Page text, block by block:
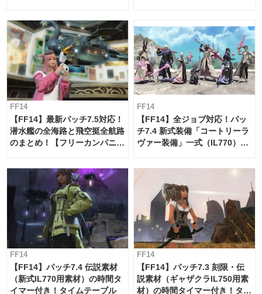
FF14
【FF14】最新パッチ7.5対応！
潜水艦の全海路と飛空挺全航路
のまとめ！【フリーカンパニ
FF14
【FF14】全ジョブ対応！パッ
チ7.4 新式装備「コートリーラ
ヴァー装備」一式（IL770）の
FF14
【FF14】パッチ7.4 伝説素材
（新式IL770用素材）の時間タ
イマー付き！タイムテーブル
FF14
【FF14】パッチ7.3 刻限・伝
説素材（ギャザクラIL750用素
材）の時間タイマー付き！タイ